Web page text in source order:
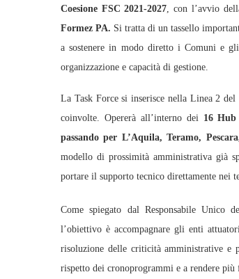
Coesione FSC 2021-2027 , con l’avvio
Formez PA. Si tratta di un tassello
a sostenere in modo diretto i Comuni e
organizzazione e capacità di gestione.
La Task Force si inserisce nella Linea 2
coinvolte. Opererà all’interno dei 16
passando per L’Aquila, Teramo,
modello di prossimità amministrativa già
portare il supporto tecnico direttamente nei
Come spiegato dal Responsabile Unico
l’obiettivo è accompagnare gli enti
risoluzione delle criticità amministrative e
rispetto dei cronoprogrammi e a rendere